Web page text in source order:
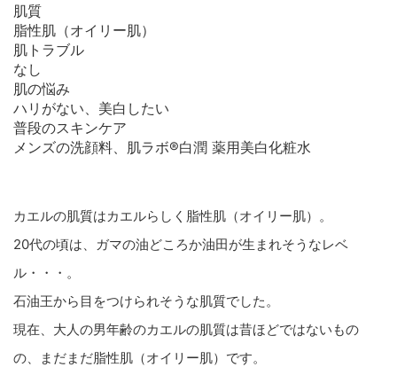
肌質
脂性肌（オイリー肌）
肌トラブル
なし
肌の悩み
ハリがない、美白したい
普段のスキンケア
メンズの洗顔料、肌ラボ®白潤 薬用美白化粧水
カエルの肌質はカエルらしく脂性肌（オイリー肌）。
20代の頃は、ガマの油どころか油田が生まれそうなレベ
ル・・・。
石油王から目をつけられそうな肌質でした。
現在、大人の男年齢のカエルの肌質は昔ほどではないもの
の、まだまだ脂性肌（オイリー肌）です。